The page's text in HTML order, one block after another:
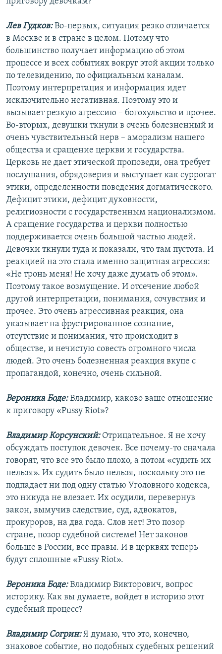
Лев Гудков:Во-первых, ситуация резко отличается
в Москве и в стране в целом. Потому что
большинство получает информацию об этом
процессе и всех событиях вокруг этой акции только
по телевидению, по официальным каналам.
Поэтому интерпретация и информация идет
исключительно негативная. Поэтому это и
вызывает резкую агрессию – богохульство и прочее.
Во-вторых, девушки ткнули в очень болезненный и
очень чувствительный нерв – аморализм нашего
общества и сращение церкви и государства.
Церковь не дает этической проповеди, она требует
послушания, обрядоверия и выступает как суррогат
этики, определенности поведения догматического.
Дефицит этики, дефицит духовности,
религиозности с государственным национализмом.
А сращение государства и церкви полностью
поддерживается очень большой частью людей.
Девочки ткнули туда и показали, что там пустота. И
реакцией на это стала именно защитная агрессия:
«Не тронь меня! Не хочу даже думать об этом».
Поэтому такое возмущение. И отсечение любой
другой интерпретации, понимания, сочувствия и
прочее. Это очень агрессивная реакция, она
указывает на фрустрированное сознание,
отсутствие и понимания, что происходит в
обществе, и нечистую совесть огромного числа
людей. Это очень болезненная реакция вкупе с
пропагандой, конечно, очень сильной.
Вероника Боде:Владимир, каково ваше отношение
к приговору «Pussy Riot»?
Владимир Корсунский:Отрицательное. Я не хочу
обсуждать поступок девочек. Все почему-то сначала
говорят, что все это было плохо, а потом «судить их
нельзя». Их судить было нельзя, поскольку это не
подпадает ни под одну статью Уголовного кодекса,
это никуда не влезает. Их осудили, перевернув
закон, вымучив следствие, суд, адвокатов,
прокуроров, на два года. Слов нет! Это позор
стране, позор судебной системе! Нет законов
больше в России, все правы. И в церквях теперь
будут сплошные «Pussy Riot».
Вероника Боде:Владимир Викторович, вопрос
историку. Как вы думаете, войдет в историю этот
судебный процесс?
Владимир Согрин:Я думаю, что это, конечно,
знаковое событие, но подобных судебных решений